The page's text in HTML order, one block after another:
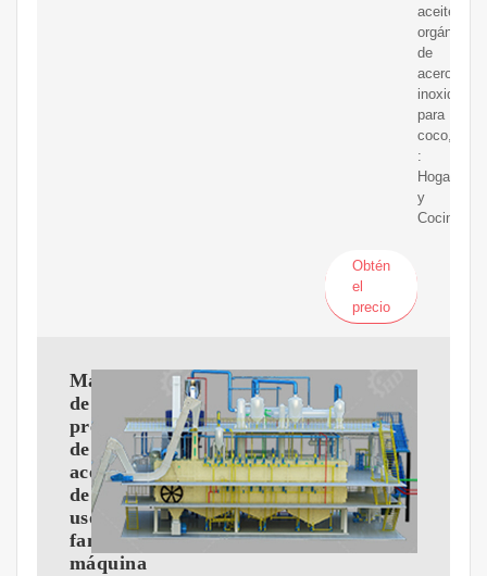
aceite
orgánico
de
acero
inoxidable
para
coco,
:
Hogar
y
Cocina
Obtén
el
precio
Máquina
de
prensado
de
aceite
de
uso
familiar,
máquina